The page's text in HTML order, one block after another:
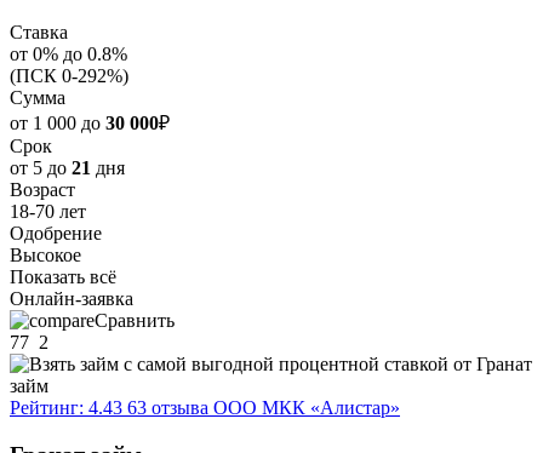
Ставка
от 0% до 0.8%
(ПСК 0-292%)
Сумма
от 1 000 до 30 000₽
Срок
от 5 до 21 дня
Возраст
18-70 лет
Одобрение
Высокое
Показать всё
Онлайн-заявка
Сравнить
77 2
Рейтинг: 4.43 63 отзыва ООО МКК «Алистар»